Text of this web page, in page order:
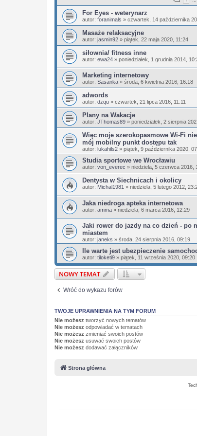
For Eyes - weterynarz
autor: foranimals » czwartek, 14 października
Masaże relaksacyjne
autor: jasmin92 » piątek, 22 maja 2020, 11:24
siłownia/ fitness inne
autor: ewa24 » poniedziałek, 1 grudnia 2014,
Marketing internetowy
autor: Sasanka » środa, 6 kwietnia 2016, 16:18
adwords
autor: dzqu » czwartek, 21 lipca 2016, 11:11
Plany na Wakacje
autor: JThomas89 » poniedziałek, 2 sierpnia
Więc moje szerokopasmowe Wi-Fi
mój mobilny punkt dostępu tak
autor: lukahils2 » piątek, 9 października 2020,
Studia sportowe we Wrocławiu
autor: von_everec » niedziela, 5 czerwca 2016,
Dentysta w Siechnicach i okolicy
autor: Michal1981 » niedziela, 5 lutego 2012,
Jaka niedroga apteka internetowa
autor: amma » niedziela, 6 marca 2016, 12:29
Jaki rower do jazdy na co dzień - po
miastem
autor: janeks » środa, 24 sierpnia 2016, 09:19
Ile warte jest ubezpieczenie
autor: tiloketi9 » piątek, 11 września 2020, 09:20
NOWY TEMAT
Wróć do wykazu forów
TWOJE UPRAWNIENIA NA TYM FORUM
Nie możesz tworzyć nowych tematów
Nie możesz odpowiadać w tematach
Nie możesz zmieniać swoich postów
Nie możesz usuwać swoich postów
Nie możesz dodawać załączników
Strona główna